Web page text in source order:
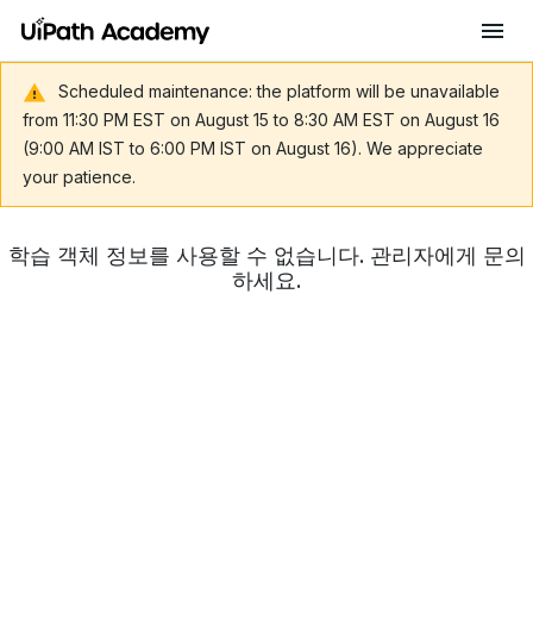
Scheduled maintenance: the platform will be unavailable
from 11:30 PM EST on August 15 to 8:30 AM EST on August 16
(9:00 AM IST to 6:00 PM IST on August 16). We appreciate
your patience.
학습 객체 정보를 사용할 수 없습니다. 관리자에게 문의
하세요.